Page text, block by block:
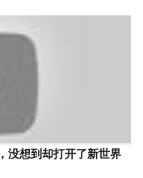
没想到却打开了新世界